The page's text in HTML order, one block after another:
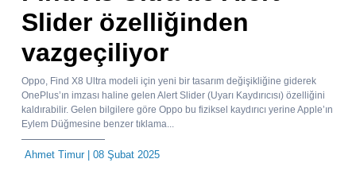
Slider özelliğinden
vazgeçiliyor
Oppo, Find X8 Ultra modeli için yeni bir tasarım değişikliğine giderek
OnePlus’ın imzası haline gelen Alert Slider (Uyarı Kaydırıcısı) özelliğini
kaldırabilir. Gelen bilgilere göre Oppo bu fiziksel kaydırıcı yerine Apple’ın
Eylem Düğmesine benzer tıklama...
Ahmet Timur| 08 Şubat 2025